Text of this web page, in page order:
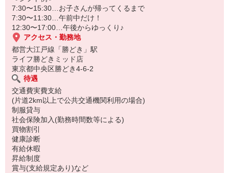
7:30〜15:30…お子さんが帰ってくるまで
7:30〜11:30…午前中だけ！
12:30〜17:00…午後からゆっくり♪
アクセス・勤務地
都営大江戸線「勝どき」駅
ライフ勝どきミッド店
東京都中央区勝どき4-6-2
待遇
交通費実費支給
(片道2km以上で公共交通機関利用の場合)
制服貸与
社会保険加入(勤務時間数等による)
買物割引
健康診断
有給休暇
昇給制度
賞与(支給規定あり)など